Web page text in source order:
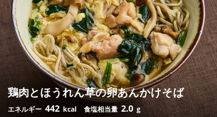
鶏肉とほうれん草の卵あんかけそば
エネルギー 442 kcal 食塩相当量 2.0 g